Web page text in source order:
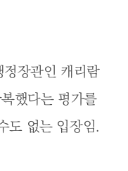
장관인 캐리람
했다는 평가를
도 없는 입장임.